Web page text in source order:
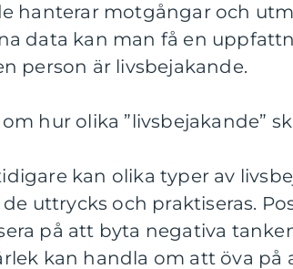
hanterar motgångar och
data kan man få en
person är livsbejakande.
hur olika ”livsbejakande”
kan olika typer av
uttrycks och praktiseras.
på att byta negativa
kan handla om att öva på